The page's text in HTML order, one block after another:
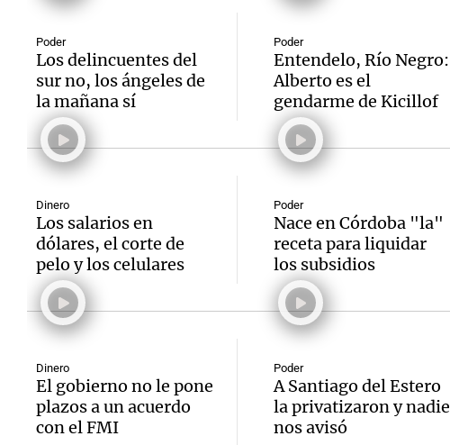
Poder
Los delincuentes del
sur no, los ángeles de
la mañana sí
Poder
Entendelo, Río Negro:
Alberto es el
gendarme de Kicillof
Dinero
Los salarios en
dólares, el corte de
pelo y los celulares
Poder
Nace en Córdoba "la"
receta para liquidar
los subsidios
Dinero
El gobierno no le pone
plazos a un acuerdo
con el FMI
Poder
A Santiago del Estero
la privatizaron y nadie
nos avisó